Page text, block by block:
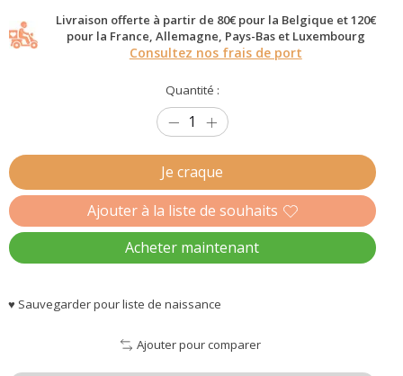
Livraison offerte à partir de 80€ pour la Belgique et 120€
pour la France, Allemagne, Pays-Bas et Luxembourg
Consultez nos frais de port
Quantité :
Je craque
Ajouter à la liste de souhaits
Acheter maintenant
♥ Sauvegarder pour liste de naissance
Ajouter pour comparer